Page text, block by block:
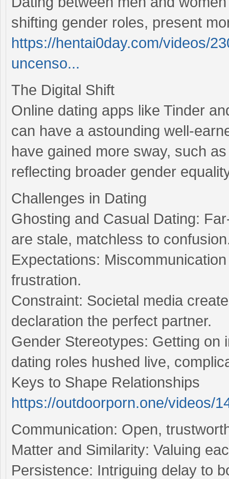
shifting gender roles, present
https://hentai0day.com/videos/
uncenso...
The Digital Shift
Online dating apps like Tinder
can have a astounding well-
have gained more sway, such
reflecting broader gender
Challenges in Dating
Ghosting and Casual Dating:
are stale, matchless to
Expectations:
frustration.
Constraint: Societal media
declaration the perfect partner.
Gender Stereotypes: Getting on
dating roles hushed live,
Keys to Shape Relationships
https://outdoorporn.one/videos/
Communication: Open,
Matter and Similarity: Valuing
Persistence: Intriguing delay to